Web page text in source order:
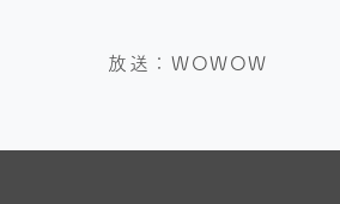
放送：WOWOW